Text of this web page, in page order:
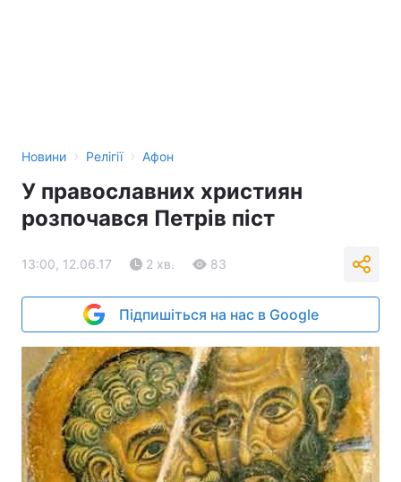
Новини › Релігії › Афон
У православних християн
розпочався Петрів піст
13:00, 12.06.17 2 хв. 83
Підпишіться на нас в Google